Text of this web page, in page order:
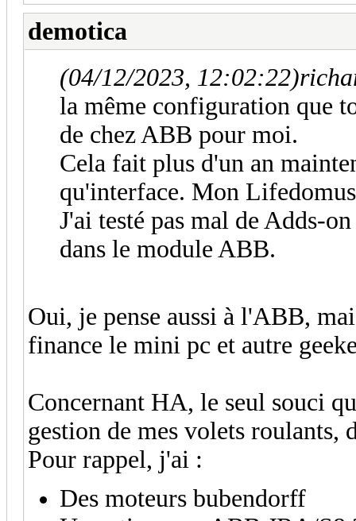
demotica
(04/12/2023, 12:02:22)
la même configuration que
de chez ABB pour moi.
Cela fait plus d'un an
qu'interface. Mon
J'ai testé pas mal de Adds-
dans le module ABB.
Oui, je pense aussi à l'ABB,
finance le mini pc et autre
Concernant HA, le seul souci
gestion de mes volets
Pour rappel, j'ai :
Des moteurs bubendorff